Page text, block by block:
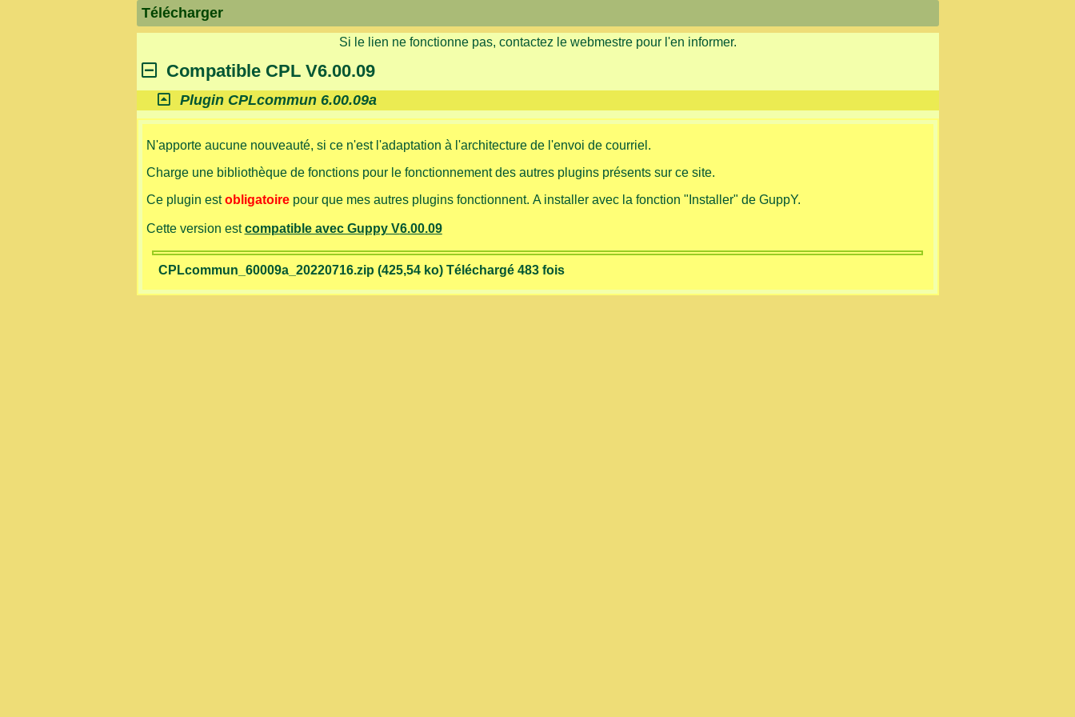
Télécharger
Si le lien ne fonctionne pas, contactez le webmestre pour l'en informer.
Compatible CPL V6.00.09
Plugin CPLcommun 6.00.09a
N'apporte aucune nouveauté, si ce n'est l'adaptation à l'architecture de l'envoi de courriel.
Charge une bibliothèque de fonctions pour le fonctionnement des autres plugins présents sur ce site.
Ce plugin estobligatoirepour que mes autres plugins fonctionnent.
Cette version estcompatible avec Guppy V6.00.09
A installer avec la fonction "Installer" de GuppY.
CPLcommun_60009a_20220716.zip (425,54 ko) Téléchargé 483 fois